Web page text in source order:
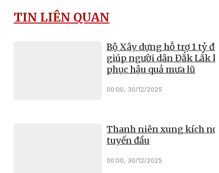
TIN LIÊN QUAN
Bộ Xây dựng hỗ trợ 1 tỷ
giúp người dân Đắk Lắk
phục hậu quả mưa lũ
00:00, 30/12/2025
Thanh niên xung kích
tuyến đầu
00:00, 30/12/2025